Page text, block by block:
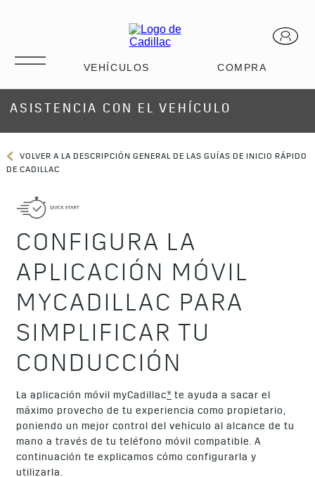
ASISTENCIA CON EL VEHÍCULO
VOLVER A LA DESCRIPCIÓN GENERAL DE LAS GUÍAS DE INICIO RÁPIDO
DE CADILLAC
CONFIGURA LA
APLICACIÓN MÓVIL
MYCADILLAC PARA
SIMPLIFICAR TU
CONDUCCIÓN
La aplicación móvil myCadillac* te ayuda a sacar el
máximo provecho de tu experiencia como propietario,
poniendo un mejor control del vehículo al alcance de tu
mano a través de tu teléfono móvil compatible. A
continuación te explicamos cómo configurarla y
utilizarla.